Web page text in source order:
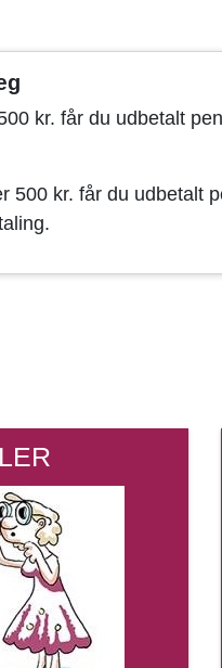
kr. får du udbetalt
500 kr. får du udbetalt